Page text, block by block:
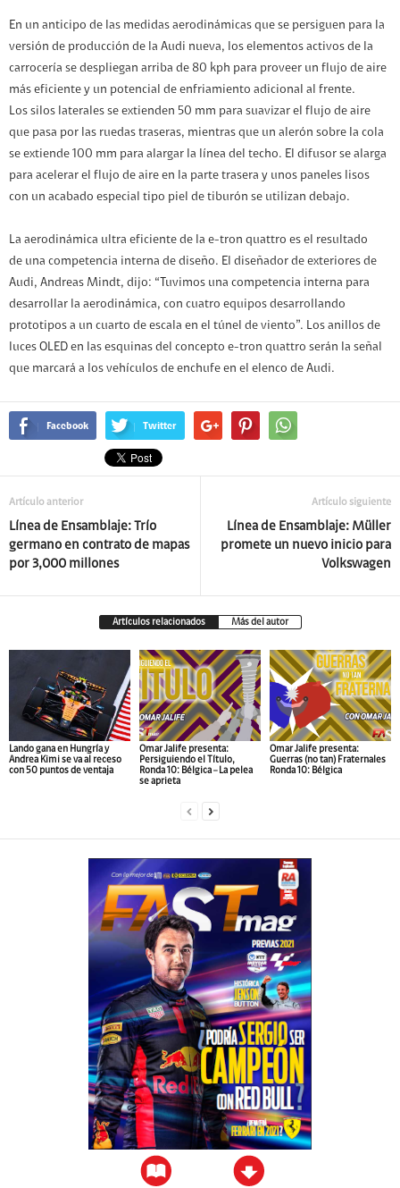
En un anticipo de las medidas aerodinámicas que se persiguen para la
versión de producción de la Audi nueva, los elementos activos de la
carrocería se despliegan arriba de 80 kph para proveer un flujo de aire
más eficiente y un potencial de enfriamiento adicional al frente.
Los silos laterales se extienden 50 mm para suavizar el flujo de aire
que pasa por las ruedas traseras, mientras que un alerón sobre la cola
se extiende 100 mm para alargar la línea del techo. El difusor se alarga
para acelerar el flujo de aire en la parte trasera y unos paneles lisos
con un acabado especial tipo piel de tiburón se utilizan debajo.
La aerodinámica ultra eficiente de la e-tron quattro es el resultado
de una competencia interna de diseño. El diseñador de exteriores de
Audi, Andreas Mindt, dijo: “Tuvimos una competencia interna para
desarrollar la aerodinámica, con cuatro equipos desarrollando
prototipos a un cuarto de escala en el túnel de viento”. Los anillos de
luces OLED en las esquinas del concepto e-tron quattro serán la señal
que marcará a los vehículos de enchufe en el elenco de Audi.
Facebook Twitter
Artículo anterior
Línea de Ensamblaje: Trío
germano en contrato de mapas
por 3,000 millones
Artículo siguiente
Línea de Ensamblaje: Müller
promete un nuevo inicio para
Volkswagen
Artículos relacionados Más del autor
Lando gana en Hungría y
Andrea Kimi se va al receso
con 50 puntos de ventaja
Omar Jalife presenta:
Persiguiendo el Título,
Ronda 10: Bélgica – La pelea
se aprieta
Omar Jalife presenta:
Guerras (no tan) Fraternales
Ronda 10: Bélgica